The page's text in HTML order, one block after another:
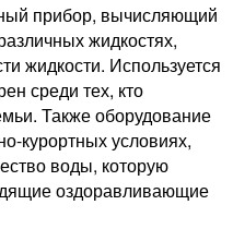
прибор, вычисляющий
жидкостях,
жидкости. Используется
среди тех, кто
Также оборудование
курортных условиях,
воды, которую
оздоравливающие